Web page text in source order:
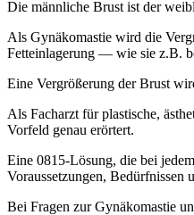
Die männliche Brust ist der
Als Gynäkomastie wird die
Fetteinlagerung — wie sie z.B.
Eine Vergrößerung der Brust
Als Facharzt für plastische,
Vorfeld genau erörtert.
Eine 0815-Lösung, die bei
Voraussetzungen, Bedürfnissen
Bei Fragen zur Gynäkomastie